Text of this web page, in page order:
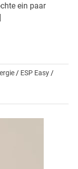
ein paar
/ ESP Easy /